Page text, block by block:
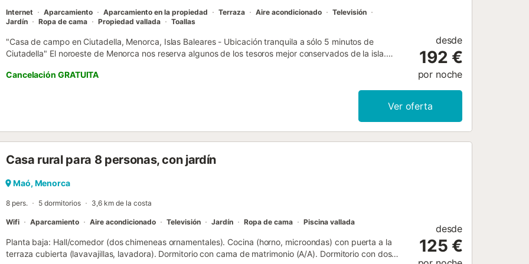
Internet Aparcamiento Aparcamiento en la propiedad Terraza Aire acondicionado
Televisión
Jardín
Ropa de cama Propiedad vallada Toallas
"Casa de campo en Ciutadella, Menorca, Islas Baleares - Ubicación tranquila a sólo 5 minutos de
Ciutadella" El noroeste de Menorca nos reserva algunos de los tesoros mejor conservados de la isla.
garantiza. "Esta tranquila villa unifamiliar es un refugio perfecto para familias o parejas que buscan
alejarse de todo y disfrutar de la tranquilidad del campo. Está situado a 7 minutos en coche del centro de
Ciudadela, donde podrá descubrir la historia de la antigua capital de Menorca, mientras que el complejo
oportunidad para escapar del sol y es ideal para pasar las tardes. Villa de una planta: salón - comedor,
y ducha Ropa de cama Una cuna y una sillita (bajo petición) IVA La tasa turística no está añadida dentro
de 16 años). NRA: ESFCTU00000700700007204700000000000000000000000001322...
Cancelación GRATUITA
desde
192 €
por noche
Ver oferta
Casa rural para 8 personas, con jardín
Maó, Menorca
8 pers. 5 dormitorios 3,6 km de la costa
Wifi Aparcamiento Aire acondicionado Televisión Jardín Ropa de cama Piscina vallada
Planta baja: Hall/comedor (dos chimeneas ornamentales). Cocina (horno, microondas) con puerta a la
terraza cubierta (lavavajillas, lavadora). Dormitorio con cama de matrimonio (A/A). Dormitorio con dos
desde
125 €